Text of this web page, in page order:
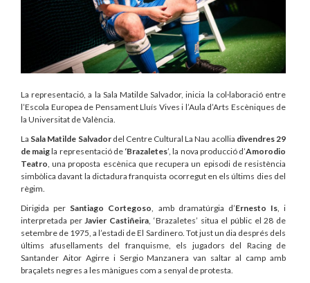
La representació, a la Sala Matilde Salvador, inicia la col·laboració entre
l’Escola Europea de Pensament Lluís Vives i l’Aula d’Arts Escèniques de
la Universitat de València.
La Sala Matilde Salvadordel Centre Cultural La Nau acollia divendres 29
de maigla representació de ‘Brazaletes’, la nova producció d’Amorodio
Teatro , una proposta escènica que recupera un episodi de resistència
simbòlica davant la dictadura franquista ocorregut en els últims dies del
règim.
Dirigida per Santiago Cortegoso , amb dramatúrgia d’Ernesto Is, i
interpretada per Javier Castiñeira , ‘Brazaletes’ situa el públic el 28 de
setembre de 1975, a l’estadi de El Sardinero. Tot just un dia després dels
últims afusellaments del franquisme, els jugadors del Racing de
Santander Aitor Agirre i Sergio Manzanera van saltar al camp amb
braçalets negres a les mànigues com a senyal de protesta.